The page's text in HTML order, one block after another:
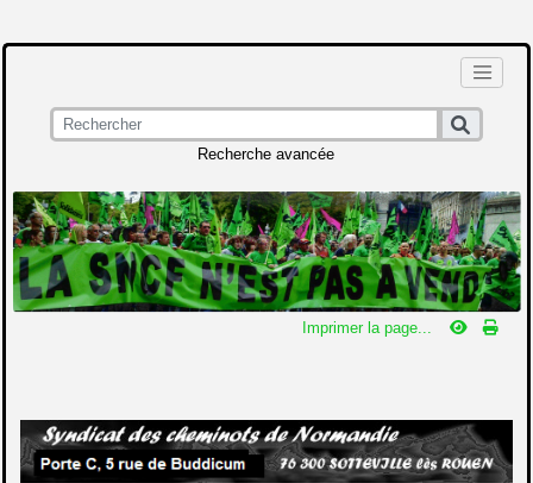
Recherche avancée
Imprimer la page...